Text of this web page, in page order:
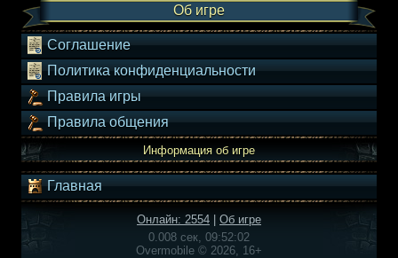
Об игре
Соглашение
Политика конфиденциальности
Правила игры
Правила общения
Информация об игре
Главная
Онлайн: 2554
Об игре
0.008 сек, 09:52:02
Overmobile © 2026, 16+